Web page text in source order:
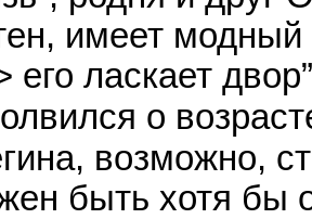
имеет
ласкает
о
возможно,
быть хотя бы